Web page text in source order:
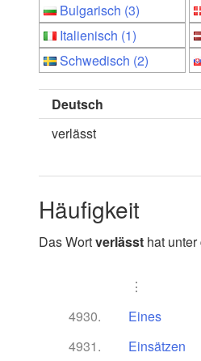
Bulgarisch (3)
Italienisch (1)
Schwedisch (2)
Deutsch
verlässt
Häufigkeit
Das Wortverlässt hat
⋮
4930.
Eines
4931.
Einsätzen